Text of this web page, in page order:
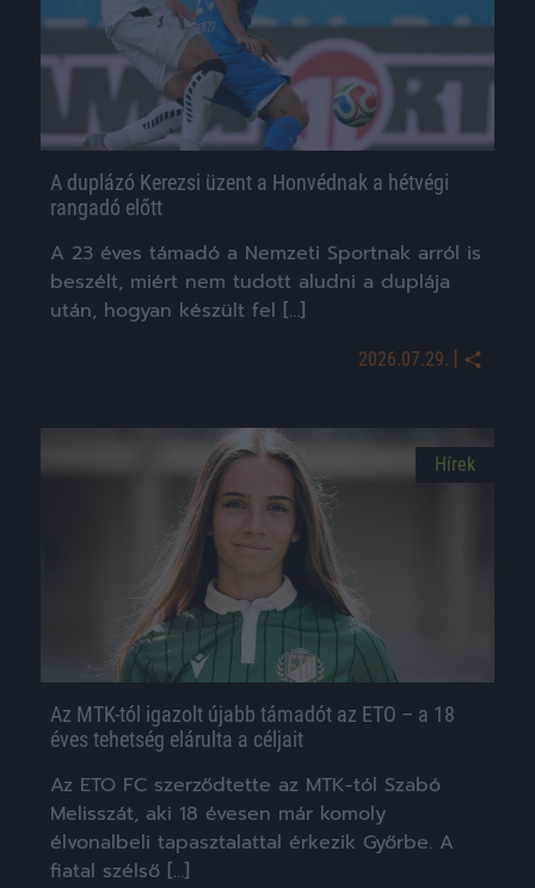
A duplázó Kerezsi üzent a Honvédnak a hétvégi
rangadó előtt
A 23 éves támadó a Nemzeti Sportnak arról is
beszélt, miért nem tudott aludni a duplája
után, hogyan készült fel […]
2026.07.29. |
Hírek
Az MTK-tól igazolt újabb támadót az ETO – a 18
éves tehetség elárulta a céljait
Az ETO FC szerződtette az MTK-tól Szabó
Melisszát, aki 18 évesen már komoly
élvonalbeli tapasztalattal érkezik Győrbe. A
fiatal szélső […]